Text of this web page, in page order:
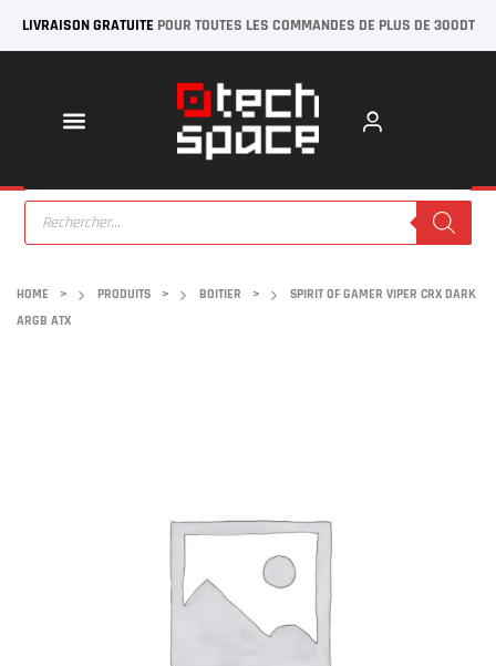
LIVRAISON GRATUITE POUR TOUTES LES COMMANDES DE PLUS DE 300DT
HOME > PRODUITS > BOITIER >
SPIRIT OF GAMER VIPER CRX DARK
ARGB ATX